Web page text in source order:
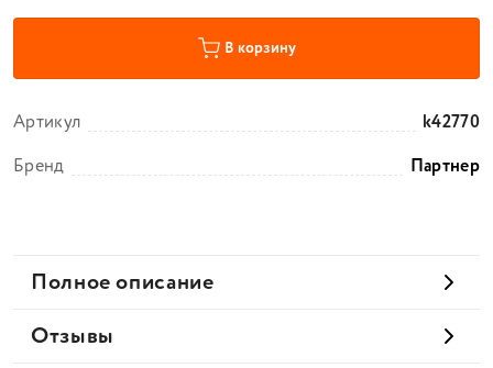
В корзину
Артикул
k42770
Бренд
Партнер
Полное описание
Отзывы